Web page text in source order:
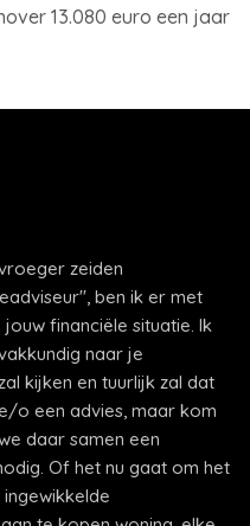
13.080 euro een jaar
zeiden
ben ik er met
financiële situatie. Ik
naar je
kijken en tuurlijk zal dat
o een advies, maar kom
daar samen een
Of het nu gaat om het